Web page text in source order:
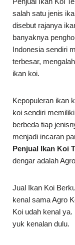
salah satu jenis
disebut rajanya
banyaknya
Indonesia sendiri
terbesar,
ikan koi.
Kepopuleran ikan
koi sendiri
berbeda tiap
menjadi incaran
Penjual Ikan Koi
dengar adalah
Jual Ikan Koi
kenal sama Agro
Koi udah kenal
yuk kenalan dulu.